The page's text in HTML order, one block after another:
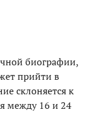
биографии,
прийти в
склоняется к
между 16 и 24